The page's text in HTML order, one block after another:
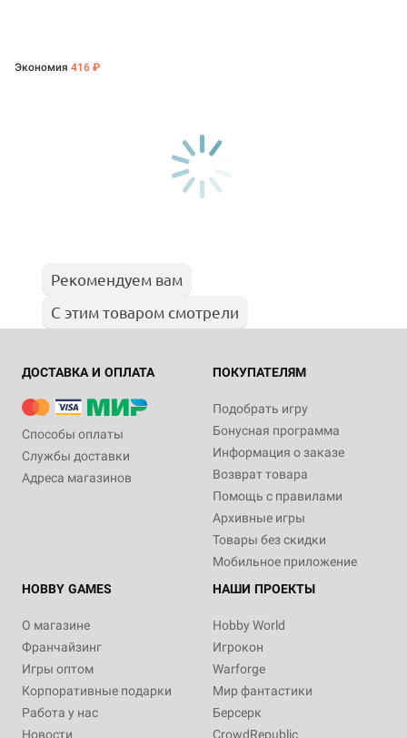
Экономия 416 ₽
Рекомендуем вам
С этим товаром смотрели
ДОСТАВКА И ОПЛАТА
Способы оплаты
Службы доставки
Адреса магазинов
ПОКУПАТЕЛЯМ
Подобрать игру
Бонусная программа
Информация о заказе
Возврат товара
Помощь с правилами
Архивные игры
Товары без скидки
Мобильное приложение
HOBBY GAMES
О магазине
Франчайзинг
Игры оптом
Корпоративные подарки
Работа у нас
Новости
НАШИ ПРОЕКТЫ
Hobby World
Игрокон
Warforge
Мир фантастики
Берсерк
CrowdRepublic